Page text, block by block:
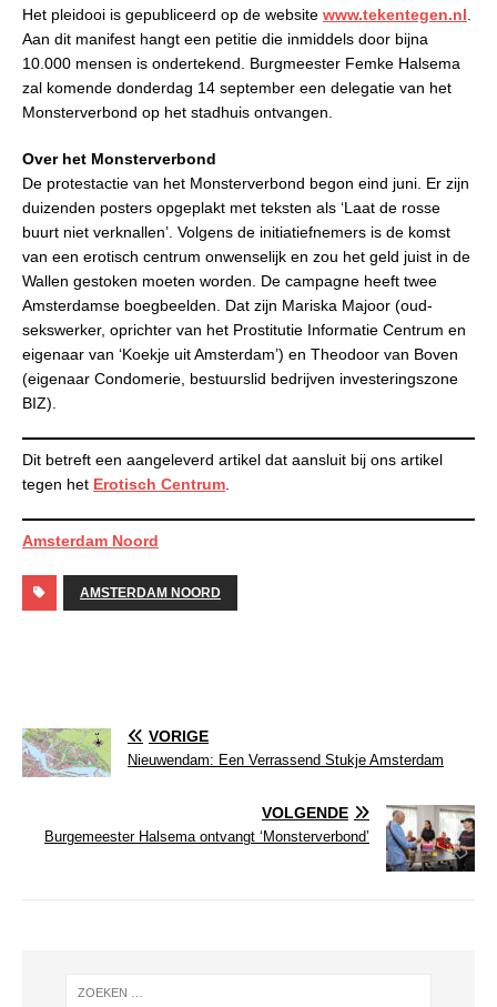
Het pleidooi is gepubliceerd op de website www.tekentegen.nl
Aan dit manifest hangt een petitie die inmiddels door bijna
10.000 mensen is ondertekend. Burgmeester Femke Halsema
zal komende donderdag 14 september een delegatie van het
Monsterverbond op het stadhuis ontvangen.
Over het Monsterverbond
De protestactie van het Monsterverbond begon eind juni. Er zijn
duizenden posters opgeplakt met teksten als ‘Laat de rosse
buurt niet verknallen’. Volgens de initiatiefnemers is de komst
van een erotisch centrum onwenselijk en zou het geld juist in de
Wallen gestoken moeten worden. De campagne heeft twee
Amsterdamse boegbeelden. Dat zijn Mariska Majoor (oud-
sekswerker, oprichter van het Prostitutie Informatie Centrum en
eigenaar van ‘Koekje uit Amsterdam’) en Theodoor van Boven
(eigenaar Condomerie, bestuurslid bedrijven investeringszone
BIZ).
Dit betreft een aangeleverd artikel dat aansluit bij ons artikel
tegen het Erotisch Centrum
Amsterdam Noord
AMSTERDAM NOORD
VORIGE
Nieuwendam: Een Verrassend Stukje Amsterdam
VOLGENDE
Burgemeester Halsema ontvangt ‘Monsterverbond’